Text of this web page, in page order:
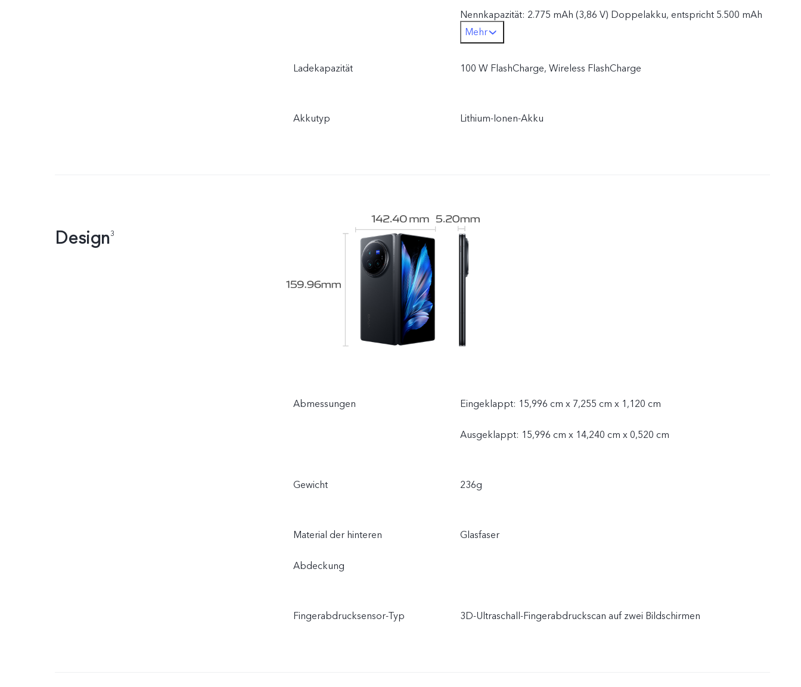
Nennkapazität: 2.775 mAh (3,86 V) Doppelakku, entspricht 5.500 mAh
(3,86 V) Einzelakku.
Nennleistung: 21,44 Wh.
Mehr
Ladekapazität 100 W FlashCharge, Wireless FlashCharge
Akkutyp Lithium-Ionen-Akku
Design3
Abmessungen Eingeklappt: 15,996 cm x 7,255 cm x 1,120 cm
Ausgeklappt: 15,996 cm x 14,240 cm x 0,520 cm
Gewicht 236g
Material der hinteren
Abdeckung
Glasfaser
Fingerabdrucksensor-Typ 3D-Ultraschall-Fingerabdruckscan auf zwei Bildschirmen